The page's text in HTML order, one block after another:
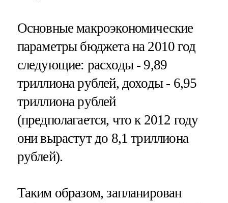
Основные макроэкономические
параметры бюджета на 2010 год
следующие: расходы - 9,89
триллиона рублей, доходы - 6,95
триллиона рублей
(предполагается, что к 2012 году
они вырастут до 8,1 триллиона
рублей).
Таким образом, запланирован